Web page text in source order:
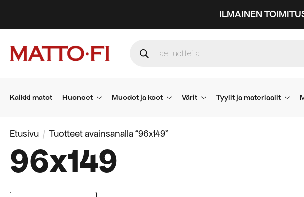
ILMAINEN
search
Kaikki matot Huoneet Muodot ja koot Värit Tyylit ja materiaalit
Etusivu Tuotteet avainsanalla “96x149”
96x149